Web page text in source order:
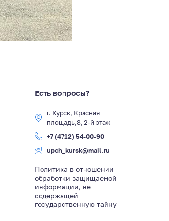
Есть вопросы?
г. Курск, Красная
площадь,8, 2-й этаж
+7 (4712) 54-00-90
upch_kursk@mail.ru
Политика в отношении
обработки защищаемой
информации, не
содержащей
государственную тайну